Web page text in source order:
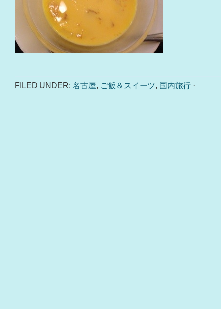
FILED UNDER: 名古屋, ご飯＆スイーツ, 国内旅行 ·